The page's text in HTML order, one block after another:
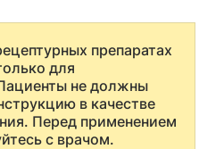
препаратах
для
не должны
в качестве
Перед применением
с врачом.